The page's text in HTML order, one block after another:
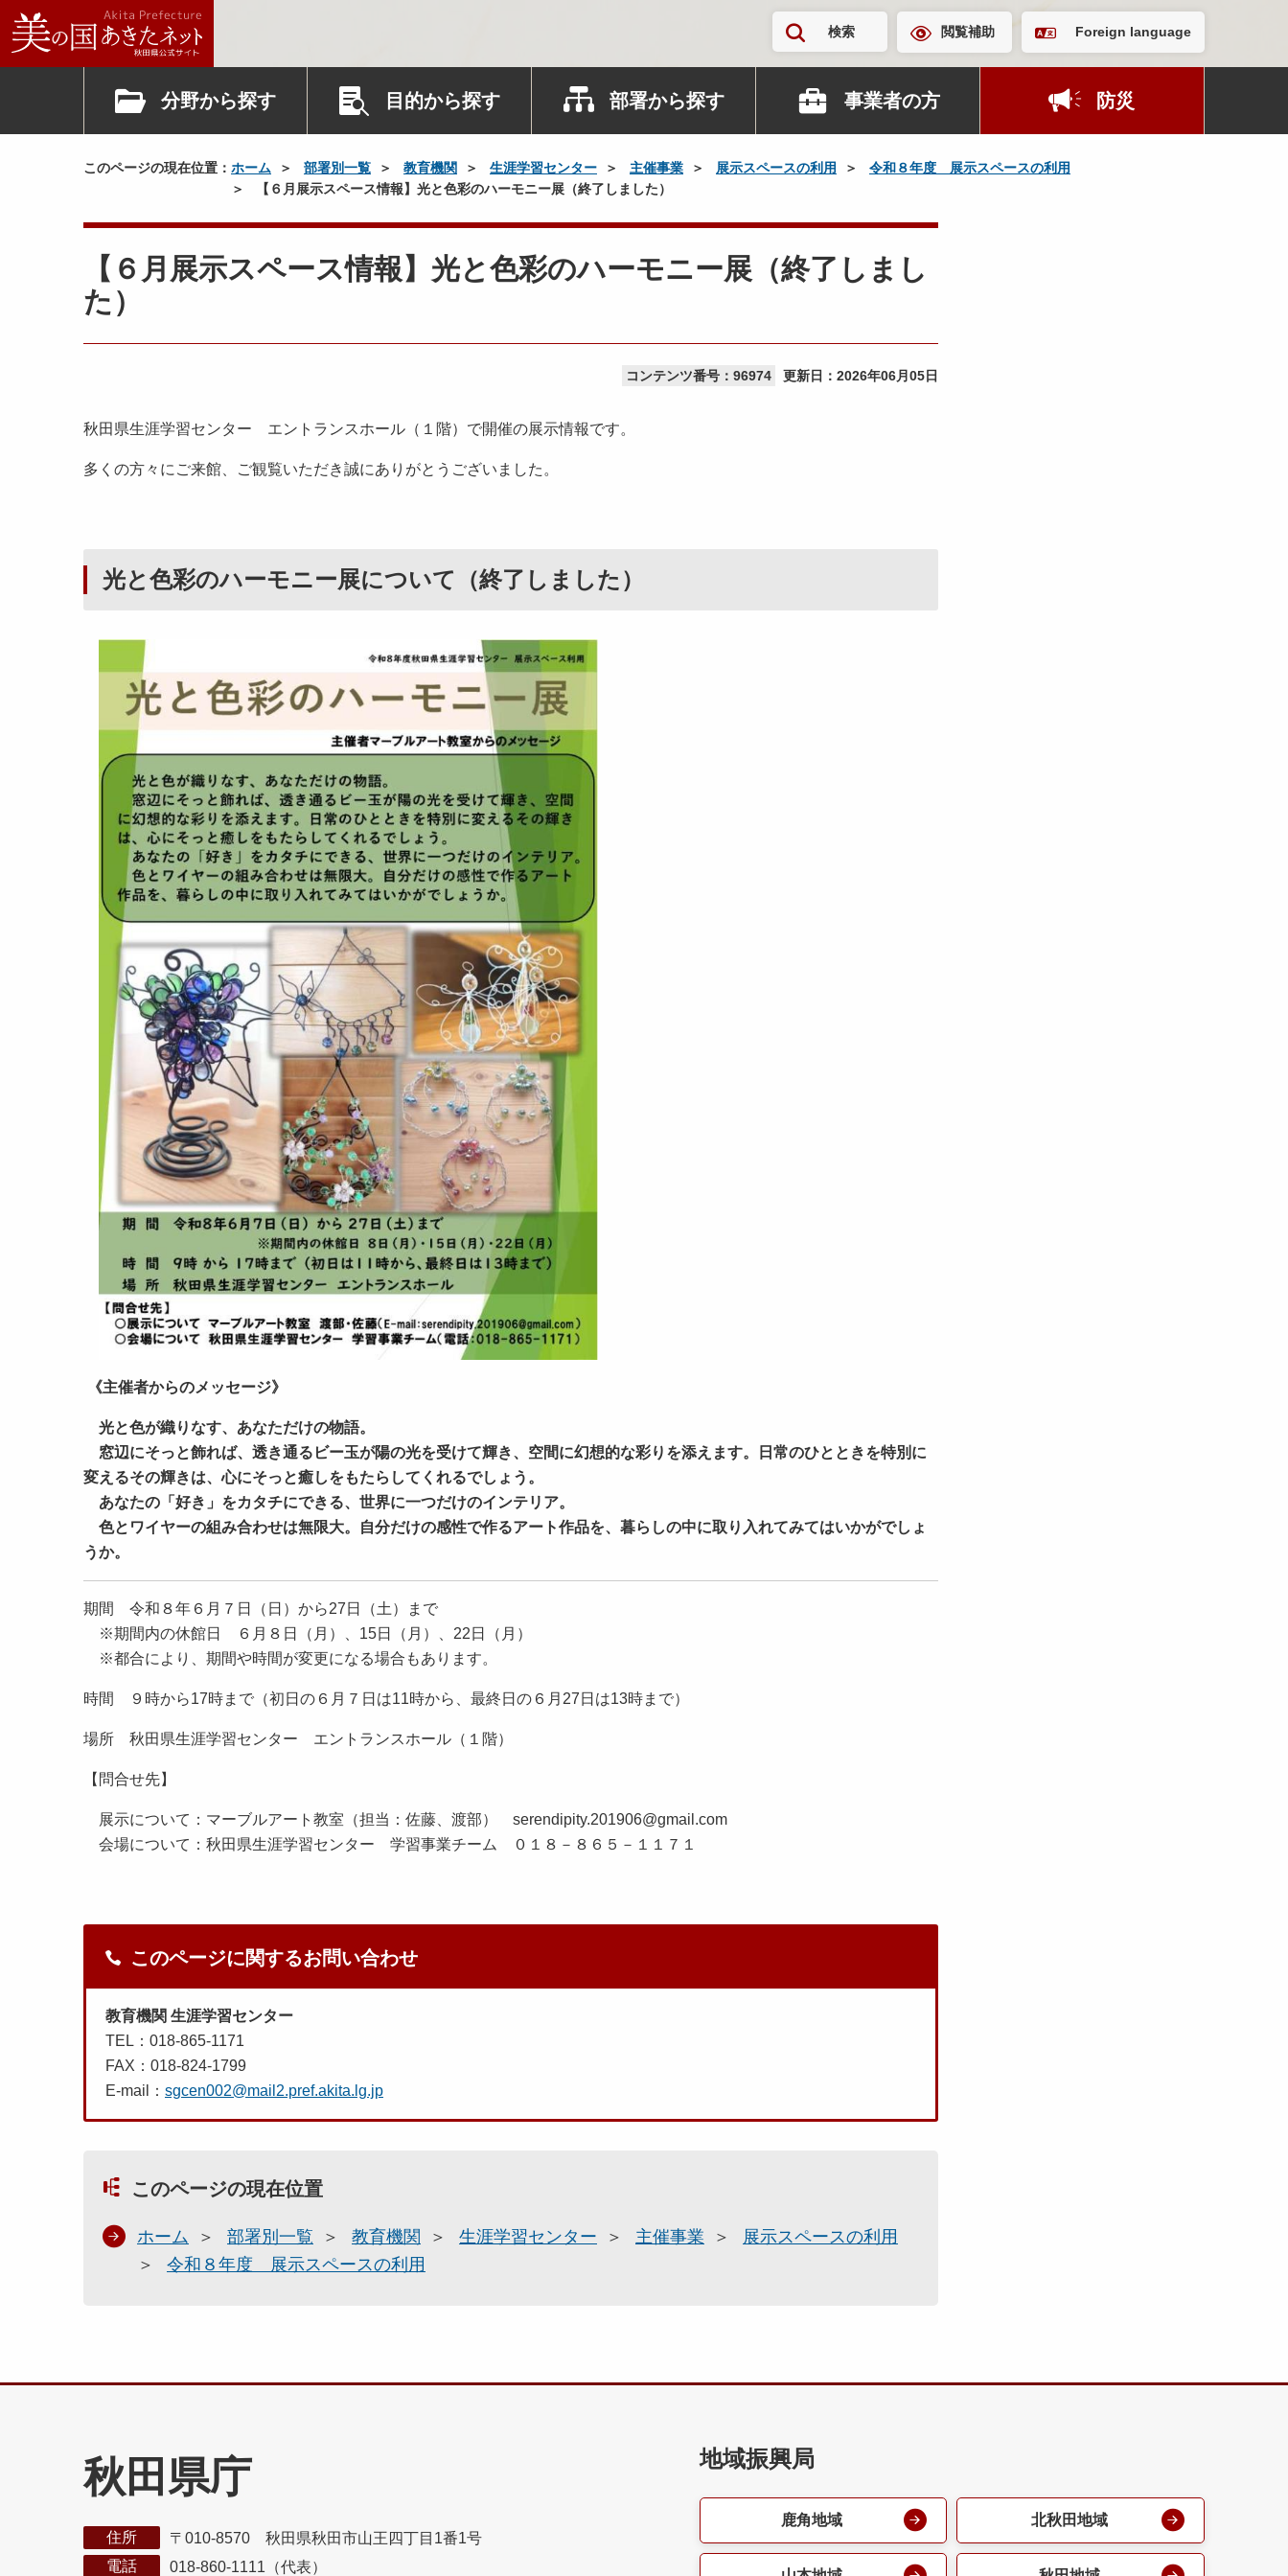
検索 閲覧補助 Foreign language
分野から探す 目的から探す 部署から探す 事業者の方 防災
このページの現在位置： ホーム 部署別一覧 教育機関 生涯学習センター 主催事業 展示スペースの利用
令和８年度 展示スペースの利用
【６月展示スペース情報】光と色彩のハーモニー展（終了しました）
【６月展示スペース情報】光と色彩のハーモニー展（終了しまし
た）
コンテンツ番号：96974 更新日： 2026年06月05日
秋田県生涯学習センター エントランスホール（１階）で開催の展示情報です。
多くの方々にご来館、ご観覧いただき誠にありがとうございました。
光と色彩のハーモニー展について（終了しました）
《主催者からのメッセージ》
光と色が織りなす、あなただけの物語。
窓辺にそっと飾れば、透き通るビー玉が陽の光を受けて輝き、空間に幻想的な彩りを添えます。日常のひとときを特別に
変えるその輝きは、心にそっと癒しをもたらしてくれるでしょう。
あなたの「好き」をカタチにできる、世界に一つだけのインテリア。
色とワイヤーの組み合わせは無限大。自分だけの感性で作るアート作品を、暮らしの中に取り入れてみてはいかがでしょ
うか。
期間 令和８年６月７日（日）から27日（土）まで
※期間内の休館日 ６月８日（月）、15日（月）、22日（月）
※都合により、期間や時間が変更になる場合もあります。
時間 ９時から17時まで（初日の６月７日は11時から、最終日の６月27日は13時まで）
場所 秋田県生涯学習センター エントランスホール（１階）
【問合せ先】
展示について：マーブルアート教室（担当：佐藤、渡部） serendipity.201906@gmail.com
会場について：秋田県生涯学習センター 学習事業チーム ０１８－８６５－１１７１
このページに関するお問い合わせ
教育機関 生涯学習センター
TEL：018-865-1171
FAX：018-824-1799
E-mail： sgcen002@mail2.pref.akita.lg.jp
このページの現在位置
ホーム 部署別一覧 教育機関 生涯学習センター 主催事業
展示スペースの利用
令和８年度 展示スペースの利用
秋田県庁
住所
〒010-8570 秋田県秋田市山王四丁目1番1号
電話
018-860-1111（代表）
地域振興局
鹿角地域 北秋田地域